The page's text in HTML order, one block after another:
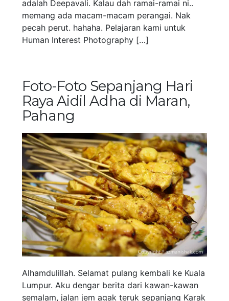
adalah Deepavali. Kalau dah ramai-ramai ni..
memang ada macam-macam perangai. Nak
pecah perut. hahaha. Pelajaran kami untuk
Human Interest Photography […]
Foto-Foto Sepanjang Hari
Raya Aidil Adha di Maran,
Pahang
Alhamdulillah. Selamat pulang kembali ke Kuala
Lumpur. Aku dengar berita dari kawan-kawan
semalam, jalan jem agak teruk sepanjang Karak